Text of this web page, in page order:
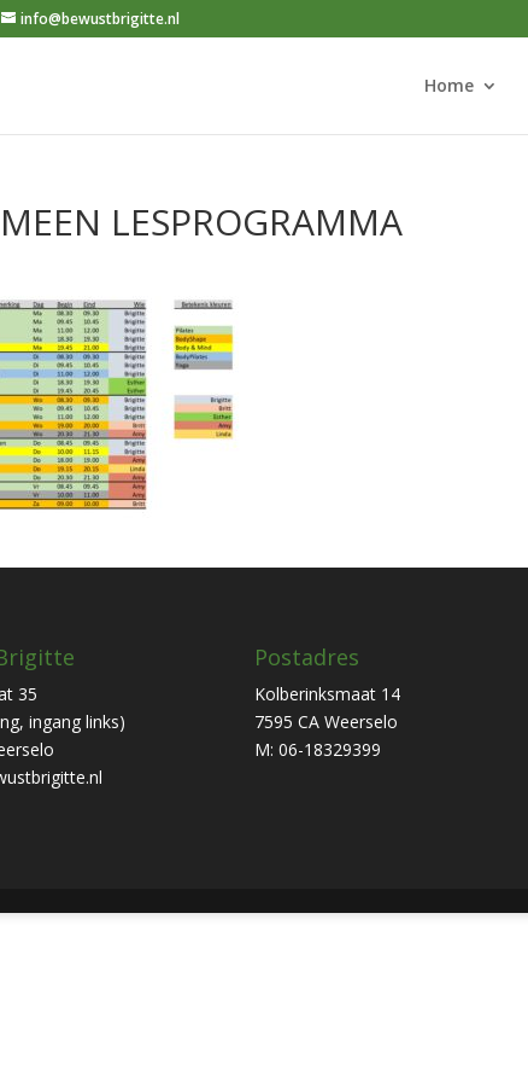
info@bewustbrigitte.nl
Home
LESPROGRAMMA
35
ingang links)
Postadres
Kolberinksmaat 14
7595 CA Weerselo
M: 06-18329399